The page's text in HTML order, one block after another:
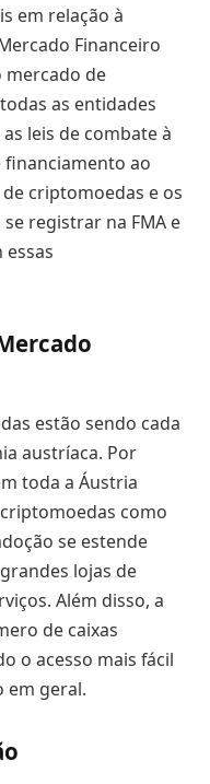
em relação à
Financeiro
mercado de
as entidades
leis de combate à
financiamento ao
criptomoedas e os
registrar na FMA e
estão sendo cada
austríaca. Por
toda a Áustria
como
se estende
lojas de
Além disso, a
de caixas
o acesso mais fácil
em geral.